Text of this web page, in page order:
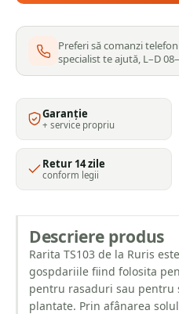
Descriere produs
Rarita TS103 de la Ruris
gospdariile fiind folosita
pentru rasaduri sau pentru
plantate. Prin afânarea
Ruris,
Preferi să comanzi
specialist te ajută, L–D
Garanție
+ service propriu
Retur 14 zile
conform legii